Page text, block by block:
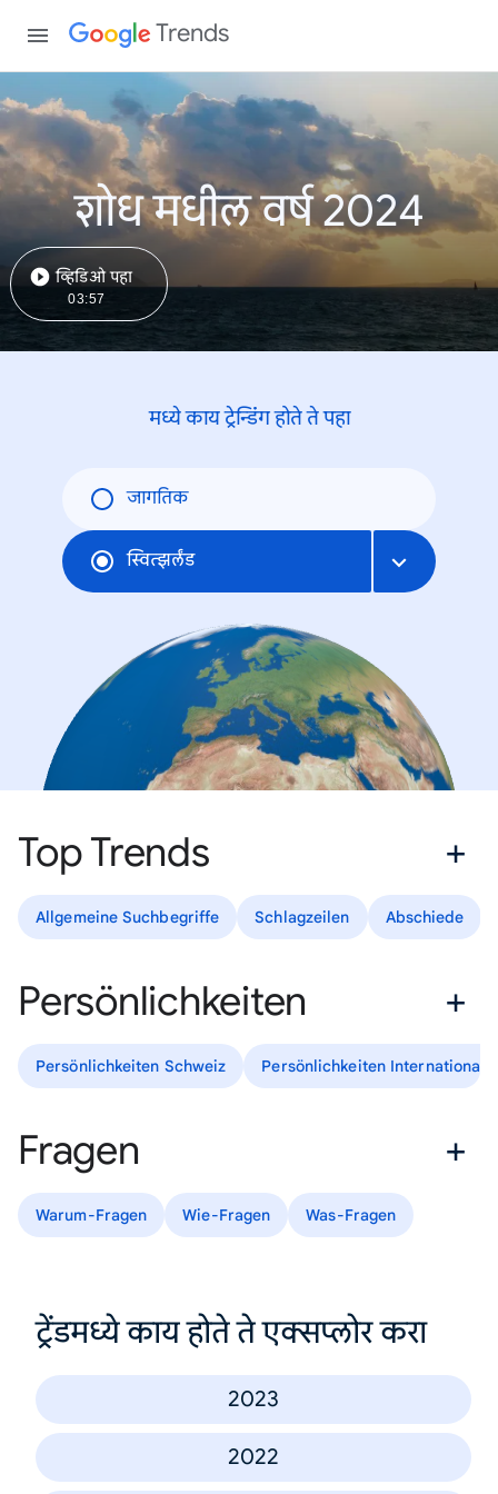
Trends
शोध मधील वर्ष 2024
व्हिडिओ पहा
03:57
मध्ये काय ट्रेन्डिंंग होते ते पहा
जागतिक
स्वित्झर्लंड
Top Trends
Allgemeine Suchbegriffe Schlagzeilen Abschiede
Persönlichkeiten
Persönlichkeiten Schweiz Persönlichkeiten International
Fragen
Warum-Fragen Wie-Fragen Was-Fragen
ट्रेंडमध्ये काय होते ते एक्सप्लोर करा
2023
2022